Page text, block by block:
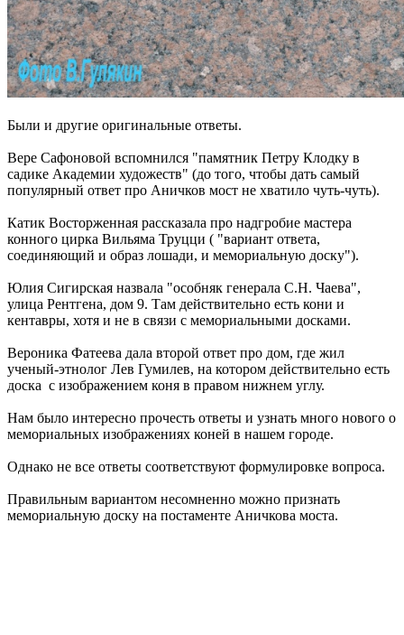
Были и другие оригинальные ответы.
Вере Сафоновой вспомнился "памятник Петру Клодку в
садике Академии художеств" (до того, чтобы дать самый
популярный ответ про Аничков мост не хватило чуть-чуть).
Катик Восторженная рассказала про надгробие мастера
конного цирка Вильяма Труцци ( "вариант ответа,
соединяющий и образ лошади, и мемориальную доску").
Юлия Сигирская назвала "особняк генерала С.Н. Чаева",
улица Рентгена, дом 9. Там действительно есть кони и
кентавры, хотя и не в связи с мемориальными досками.
Вероника Фатеева дала второй ответ про дом, где жил
ученый-этнолог Лев Гумилев, на котором действительно есть
доска с изображением коня в правом нижнем углу.
Нам было интересно прочесть ответы и узнать много нового о
мемориальных изображениях коней в нашем городе.
Однако не все ответы соответствуют формулировке вопроса.
Правильным вариантом несомненно можно признать
мемориальную доску на постаменте Аничкова моста.